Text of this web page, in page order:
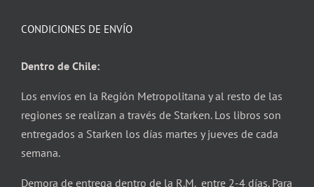
CONDICIONES DE ENVÍO
Dentro de Chile:
Los envíos en la Región Metropolitana y al resto de las
regiones se realizan a través de Starken. Los libros son
entregados a Starken los días martes y jueves de cada
semana.
Demora de entrega dentro de la R.M. entre 2-4 días. Para